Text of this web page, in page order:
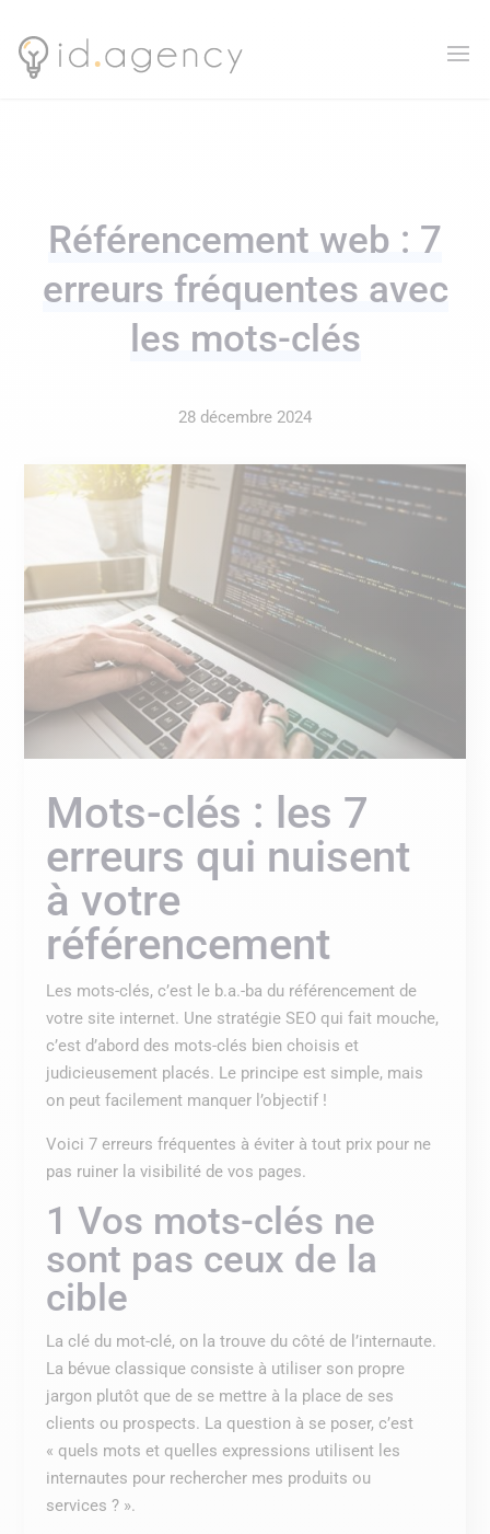
Référencement web : 7
erreurs fréquentes avec
les mots-clés
28 décembre 2024
Mots-clés : les 7
erreurs qui nuisent
à votre
référencement
Les mots-clés, c’est le b.a.-ba du référencement de
votre site internet. Une stratégie SEO qui fait mouche,
c’est d’abord des mots-clés bien choisis et
judicieusement placés. Le principe est simple, mais
on peut facilement manquer l’objectif !
Voici 7 erreurs fréquentes à éviter à tout prix pour ne
pas ruiner la visibilité de vos pages.
1 Vos mots-clés ne
sont pas ceux de la
cible
La clé du mot-clé, on la trouve du côté de l’internaute.
La bévue classique consiste à utiliser son propre
jargon plutôt que de se mettre à la place de ses
clients ou prospects. La question à se poser, c’est
« quels mots et quelles expressions utilisent les
internautes pour rechercher mes produits ou
services ? ».